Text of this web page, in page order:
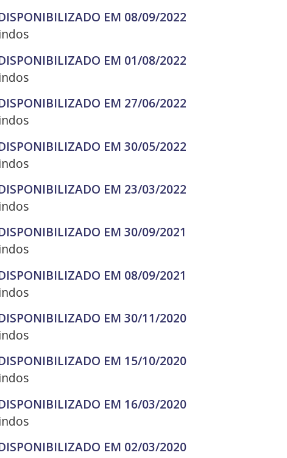
EM 08/09/2022
EM 01/08/2022
EM 27/06/2022
EM 30/05/2022
EM 23/03/2022
EM 30/09/2021
EM 08/09/2021
EM 30/11/2020
EM 15/10/2020
EM 16/03/2020
EM 02/03/2020